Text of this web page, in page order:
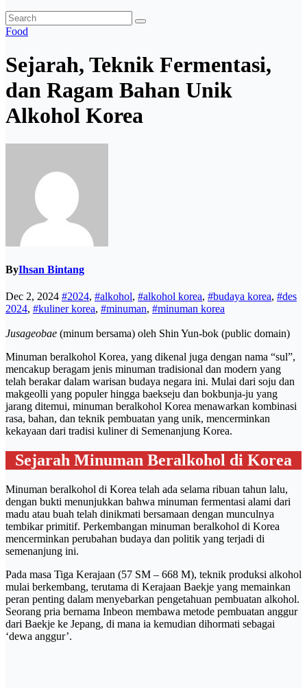
Food
Sejarah, Teknik Fermentasi,
dan Ragam Bahan Unik
Alkohol Korea
ByIhsan Bintang
Dec 2, 2024 #2024, #alkohol, #alkohol korea, #budaya korea, #des
2024, #kuliner korea, #minuman, #minuman korea
Jusageobae (minum bersama) oleh Shin Yun-bok (public domain)
Minuman beralkohol Korea, yang dikenal juga dengan nama “sul”,
mencakup beragam jenis minuman tradisional dan modern yang
telah berakar dalam warisan budaya negara ini. Mulai dari soju dan
makgeolli yang populer hingga baekseju dan bokbunja-ju yang
jarang ditemui, minuman beralkohol Korea menawarkan kombinasi
rasa, bahan, dan teknik pembuatan yang unik, mencerminkan
kekayaan dari tradisi kuliner di Semenanjung Korea.
Sejarah Minuman Beralkohol di Korea
Minuman beralkohol di Korea telah ada selama ribuan tahun lalu,
dengan bukti menunjukkan bahwa minuman fermentasi alami dari
madu atau buah telah dinikmati bersamaan dengan munculnya
tembikar primitif. Perkembangan minuman beralkohol di Korea
mencerminkan perubahan budaya dan politik yang terjadi di
semenanjung ini.
Pada masa Tiga Kerajaan (57 SM – 668 M), teknik produksi alkohol
mulai berkembang, terutama di Kerajaan Baekje yang memainkan
peran penting dalam menyebarkan pengetahuan pembuatan alkohol.
Seorang pria bernama Inbeon membawa metode pembuatan anggur
dari Baekje ke Jepang, di mana ia kemudian dihormati sebagai
‘dewa anggur’.